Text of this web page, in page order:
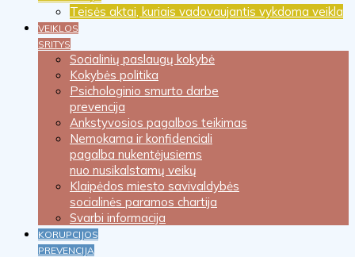
Teisės aktai, kuriais vadovaujantis vykdoma veikla
VEIKLOS
SRITYS
Socialinių paslaugų kokybė
Kokybės politika
Psichologinio smurto darbe
prevencija
Ankstyvosios pagalbos teikimas
Nemokama ir konfidenciali
pagalba nukentėjusiems
nuo nusikalstamų veikų
Klaipėdos miesto savivaldybės
socialinės paramos chartija
Svarbi informacija
KORUPCIJOS
PREVENCIJA